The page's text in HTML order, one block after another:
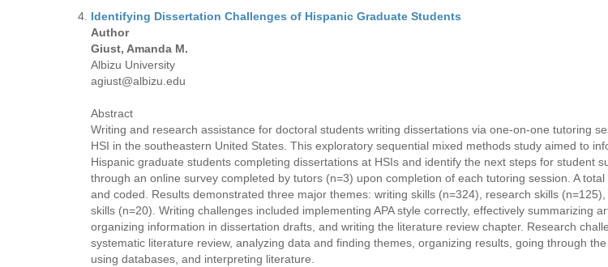
Identifying Dissertation Challenges of Hispanic Graduate Students
Author
Giust, Amanda M.
Albizu University
agiust@albizu.edu
Abstract
Writing and research assistance for doctoral students writing dissertations via one-on-one tutoring
HSI in the southeastern United States. This exploratory sequential mixed methods study aimed to
Hispanic graduate students completing dissertations at HSIs and identify the next steps for student
through an online survey completed by tutors (n=3) upon completion of each tutoring session. A
and coded. Results demonstrated three major themes: writing skills (n=324), research skills
skills (n=20). Writing challenges included implementing APA style correctly, effectively summarizing
organizing information in dissertation drafts, and writing the literature review chapter. Research
systematic literature review, analyzing data and finding themes, organizing results, going through
using databases, and interpreting literature.